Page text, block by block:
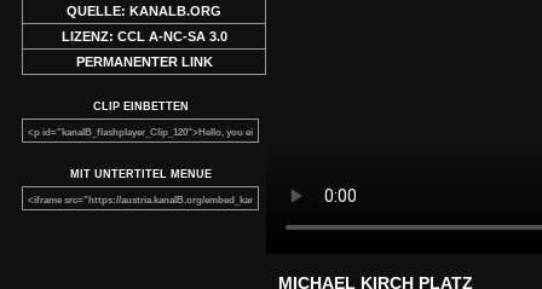
QUELLE: KANALB.ORG
LIZENZ: CCL A-NC-SA 3.0
PERMANENTER LINK
CLIP EINBETTEN
MIT UNTERTITEL MENUE
MICHAEL KIRCH PLATZ